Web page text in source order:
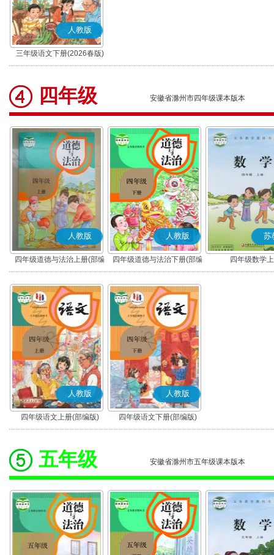
人教版
三年级语文下册(2026春版)
(部编版)
四年级 安徽省滁州市四年级课本版本
人教版
四年级道德与法治上册(部编
版)
人教版
四年级道德与法治下册(部编
版)
苏
四年级数学
人教版
四年级语文上册(部编版)
人教版
四年级语文下册(部编版)
五年级 安徽省滁州市五年级课本版本